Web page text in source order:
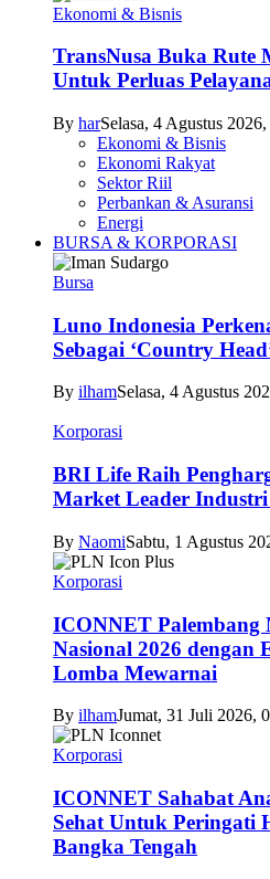
Ekonomi & Bisnis
TransNusa Buka Rute
Untuk Perluas
By harSelasa, 4 Agustus
Ekonomi & Bisnis
Ekonomi Rakyat
Sektor Riil
Perbankan & Asuransi
Energi
BURSA & KORPORASI
Bursa
Luno Indonesia
Sebagai ‘Country
By ilhamSelasa, 4 Agustus
Korporasi
BRI Life Raih
Market Leader
By NaomiSabtu, 1 Agustus
Korporasi
ICONNET
Nasional 2026 dengan
Lomba Mewarnai
By ilhamJumat, 31 Juli 2026,
Korporasi
ICONNET Sahabat
Sehat Untuk Peringati
Bangka Tengah